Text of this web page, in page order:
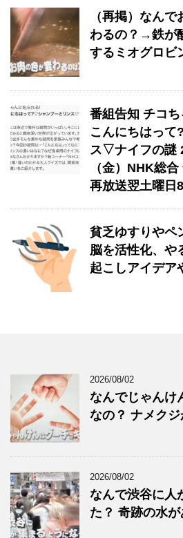
（再掲）なん
わるの？→鉄が
するミオグロビ
番組告知 チコ
こんにちはっ
ス▽ナイフの謎
（金）NHK総
再放送翌土曜日
貧乏ゆすりやペ
脳を活性化、や
起こしアイデア
2026/08/02
なんでじゃんけ
なの？ ナメク
2026/08/02
なんで渋谷に人
た？ 奇跡の水